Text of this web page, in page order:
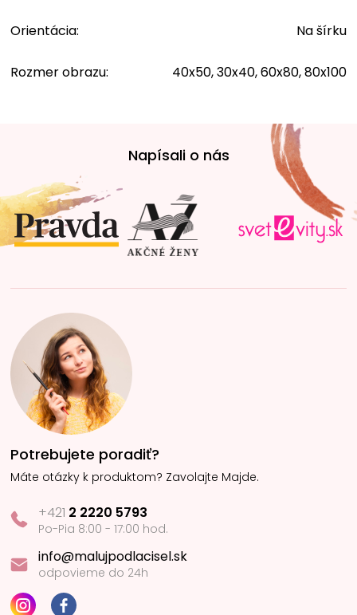
Orientácia: Na šírku
Rozmer obrazu: 40x50, 30x40, 60x80, 80x100
t
i
e
Napísali o nás
Potrebujete poradiť?
Máte otázky k produktom? Zavolajte Majde.
+421 2 2220 5793
Po-Pia 8:00 - 17:00 hod.
info@malujpodlacisel.sk
odpovieme do 24h